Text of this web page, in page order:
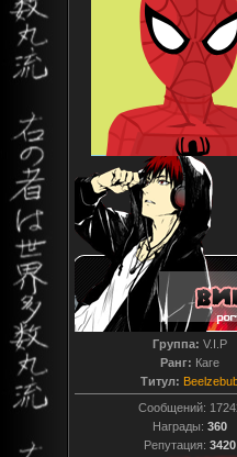
Группа: V.I.P
Ранг: Каге
Титул:
Сообщений:
Награды: 360
Репутация: 3420